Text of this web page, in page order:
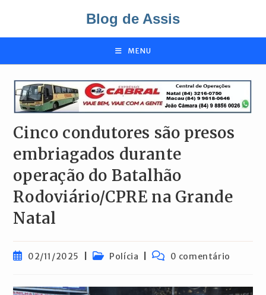
o
Blog de Assis
MENU
Cinco condutores são presos
embriagados durante
operação do Batalhão
Rodoviário/CPRE na Grande
Natal
Post02/11/2025
Categoria
Polícia
Comentários
0 comentário